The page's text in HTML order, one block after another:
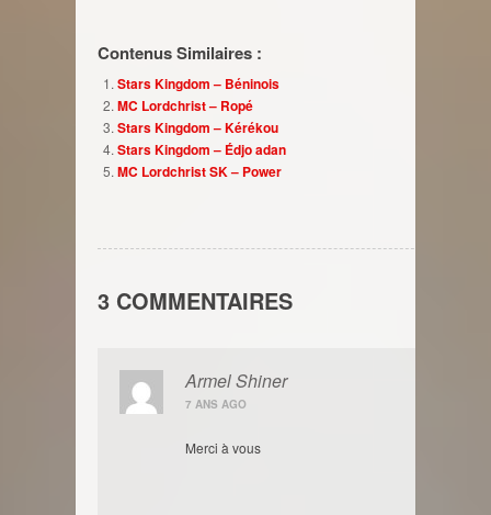
Contenus Similaires :
Stars Kingdom – Béninois
MC Lordchrist – Ropé
Stars Kingdom – Kérékou
Stars Kingdom – Édjo adan
MC Lordchrist SK – Power
3 COMMENTAIRES
Armel Shiner
7 ANS AGO
Merci à vous